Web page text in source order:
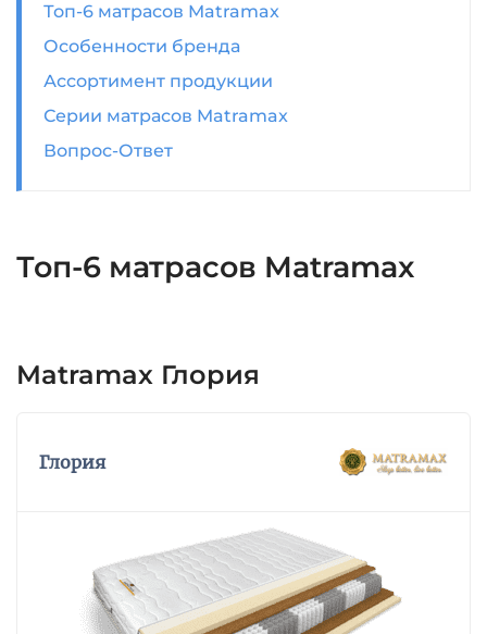
Топ-6 матрасов Matramax
Особенности бренда
Ассортимент продукции
Серии матрасов Matramax
Вопрос-Ответ
Топ-6 матрасов Matramax
Matramax Глория
Глория